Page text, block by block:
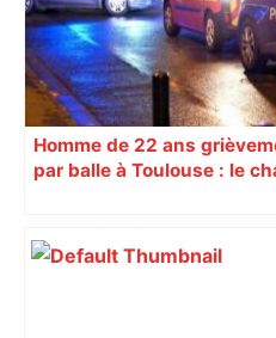
Homme de 22 ans
par balle à Toulouse : le
organisée » et «
malfaiteurs »